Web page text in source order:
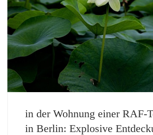
in der Wohnung einer RAF-
in Berlin: Explosive